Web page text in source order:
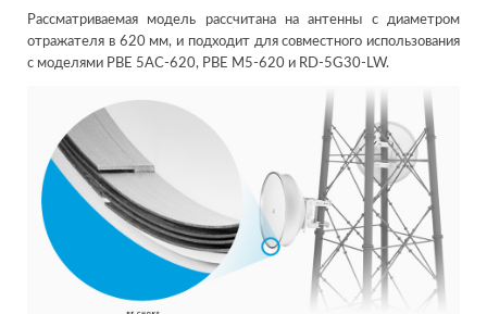
Рассматриваемая модель рассчитана на антенны с диаметром
отражателя в 620 мм, и подходит для совместного использования
с моделями PBE 5AC-620, PBE M5-620 и RD-5G30-LW.